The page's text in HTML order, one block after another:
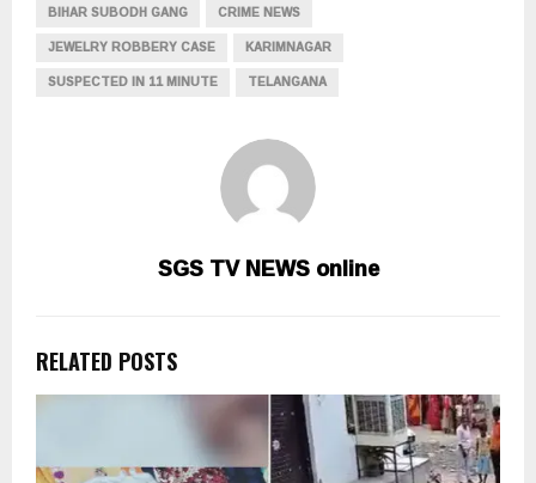
BIHAR SUBODH GANG
CRIME NEWS
JEWELRY ROBBERY CASE
KARIMNAGAR
SUSPECTED IN 11 MINUTE
TELANGANA
SGS TV NEWS online
RELATED POSTS